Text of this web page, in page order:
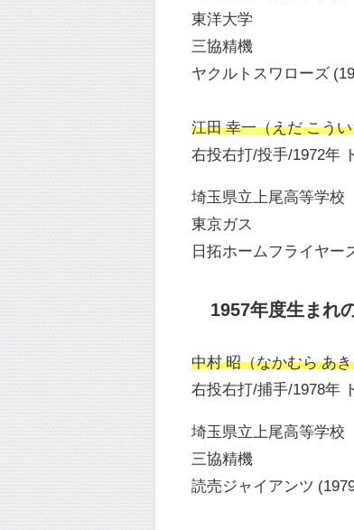
東洋大学
三協精機
ヤクルトスワローズ
江田 幸一（えだ こう
右投右打/投手/1972年
埼玉県立上尾高等学校
東京ガス
日拓ホームフライヤー
1957年度生まれ
中村 昭（なかむら あ
右投右打/捕手/1978年
埼玉県立上尾高等学校
三協精機
読売ジャイアンツ